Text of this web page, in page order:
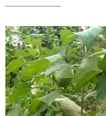
——————-